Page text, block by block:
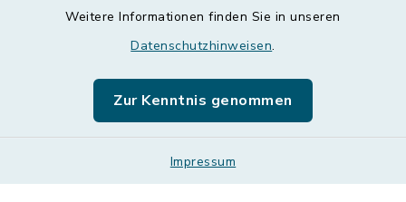
Weitere Informationen finden Sie in unseren
Datenschutzhinweisen.
Zur Kenntnis genommen
Impressum
Datenschutz
Leichte Sprache
Sitemap